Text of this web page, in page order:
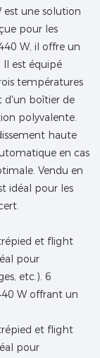
une solution
pour les
W, il offre un
Il est équipé
températures
d'un boîtier de
polyvalente.
haute
en cas
Vendu en
idéal pour les
W offrant un